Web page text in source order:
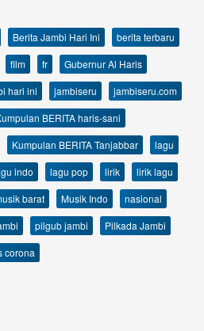
Berita Jambi Hari Ini
berita terbaru
film fr
Gubernur Al Haris
hari ini jambiseru
jambiseru.com
BERITA haris-sani
Kumpulan BERITA Tanjabbar
lagu
indo lagu pop lirik
lirik lagu
barat Musik Indo
nasional
pilgub jambi
Pilkada Jambi
corona